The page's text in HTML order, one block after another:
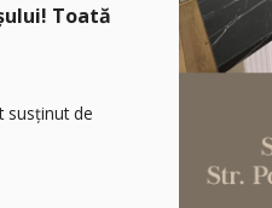
Toată
susținut de